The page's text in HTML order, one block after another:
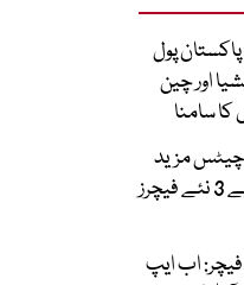
پول
اور چین
سامنا
مزید
جدید، صارفین کے لیے 3 نئے فیچرز
اب ایپ